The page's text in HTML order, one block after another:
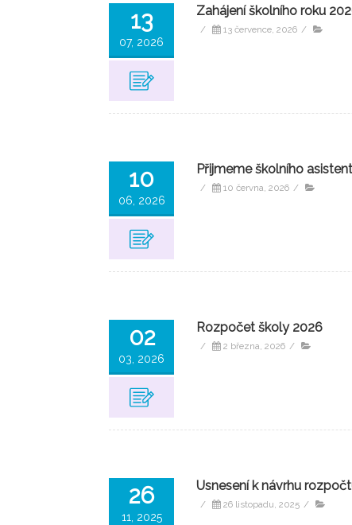
13
07, 2026
Zahájení školního roku
/ 13 července, 2026 /
10
06, 2026
Přijmeme školního
/ 10 června, 2026 /
02
03, 2026
Rozpočet školy 2026
/ 2 března, 2026 /
26
11, 2025
Usnesení k návrhu
/ 26 listopadu, 2025 /